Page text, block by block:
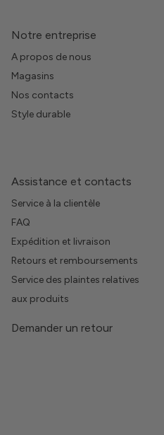
Notre entreprise
A propos de nous
Magasins
Nos contacts
Style durable
Assistance et contacts
Service à la clientèle
FAQ
Expédition et livraison
Retours et remboursements
Service des plaintes relatives
aux produits
Demander un retour